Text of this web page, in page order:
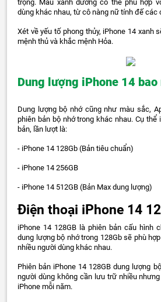
trọng. Màu xanh dương có thể phù hợp
dùng khác nhau, từ cô nàng nữ tính đế các
Xét về yếu tố phong thủy, iPhone 14 xanh
mệnh thủ và khắc mệnh Hỏa.
Dung lượng iPhone 14 bao
Dung lượng bộ nhớ cũng như màu sắc,
phiên bản bộ nhớ trong khác nhau. Cụ thể
bản, lần lượt là:
- iPhone 14 128Gb (Bản tiêu chuẩn)
- iPhone 14 256GB
- iPhone 14 512GB (Bản Max dung lượng)
Điện thoại iPhone 14
iPhone 14 128GB là phiên bản cấu hình
dung lượng bộ nhớ trong 128Gb sẽ phù
nhiều người dùng khác nhau.
Phiên bản iPhone 14 128GB dung lượng
người dùng không cần lưu trữ nhiều
iPhone mỗi năm.